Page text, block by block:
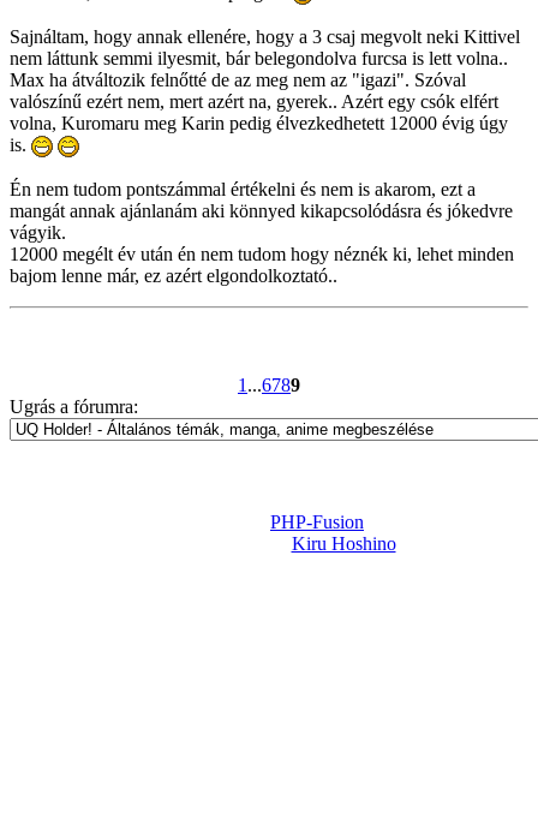
Sajnáltam, hogy annak ellenére, hogy a 3 csaj megvolt neki Kittivel
nem láttunk semmi ilyesmit, bár belegondolva furcsa is lett volna..
Max ha átváltozik felnőtté de az meg nem az "igazi". Szóval
valószínű ezért nem, mert azért na, gyerek.. Azért egy csók elfért
volna, Kuromaru meg Karin pedig élvezkedhetett 12000 évig úgy
is.
Én nem tudom pontszámmal értékelni és nem is akarom, ezt a
mangát annak ajánlanám aki könnyed kikapcsolódásra és jókedvre
vágyik.
12000 megélt év után én nem tudom hogy néznék ki, lehet minden
bajom lenne már, ez azért elgondolkoztató..
1 ...6789
Ugrás a fórumra:
PHP-Fusion
Kiru Hoshino